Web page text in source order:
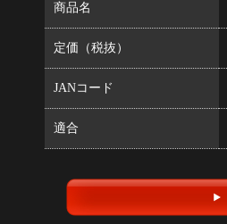
商品名
定価（税抜）
JANコード
適合